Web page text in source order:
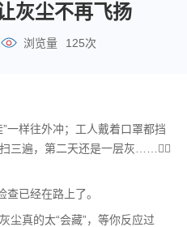
灰尘不再飞扬
浏览量 125次
一样往外冲；工人戴着口罩都挡
三遍，第二天还是一层灰……😮‍🔥
查已经在路上了。
尘真的太“会藏”，等你反应过